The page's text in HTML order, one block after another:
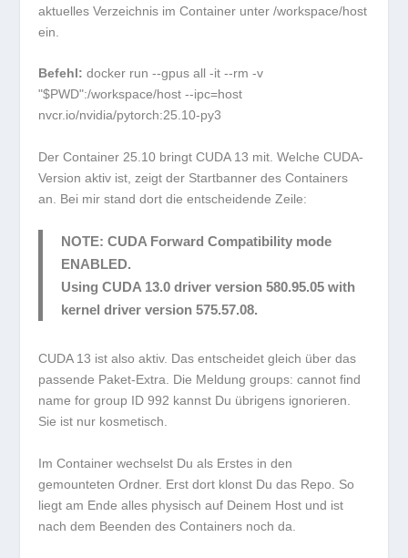
aktuelles Verzeichnis im Container unter/workspace/host
ein.
Befehl: docker run --gpus all -it --rm -v
"$PWD":/workspace/host --ipc=host
nvcr.io/nvidia/pytorch:25.10-py3
Der Container 25.10 bringt CUDA 13 mit. Welche CUDA-
Version aktiv ist, zeigt der Startbanner des Containers
an. Bei mir stand dort die entscheidende Zeile:
NOTE: CUDA Forward Compatibility mode
ENABLED.
Using CUDA 13.0 driver version 580.95.05 with
kernel driver version 575.57.08.
CUDA 13 ist also aktiv. Das entscheidet gleich über das
passende Paket-Extra. Die Meldunggroups: cannot find
name for group ID 992 kannst Du übrigens ignorieren.
Sie ist nur kosmetisch.
Im Container wechselst Du als Erstes in den
gemounteten Ordner. Erst dort klonst Du das Repo. So
liegt am Ende alles physisch auf Deinem Host und ist
nach dem Beenden des Containers noch da.